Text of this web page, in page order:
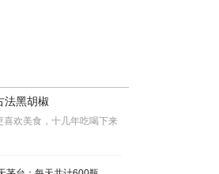
法黑胡椒
喜欢美食，十几年吃喝下来